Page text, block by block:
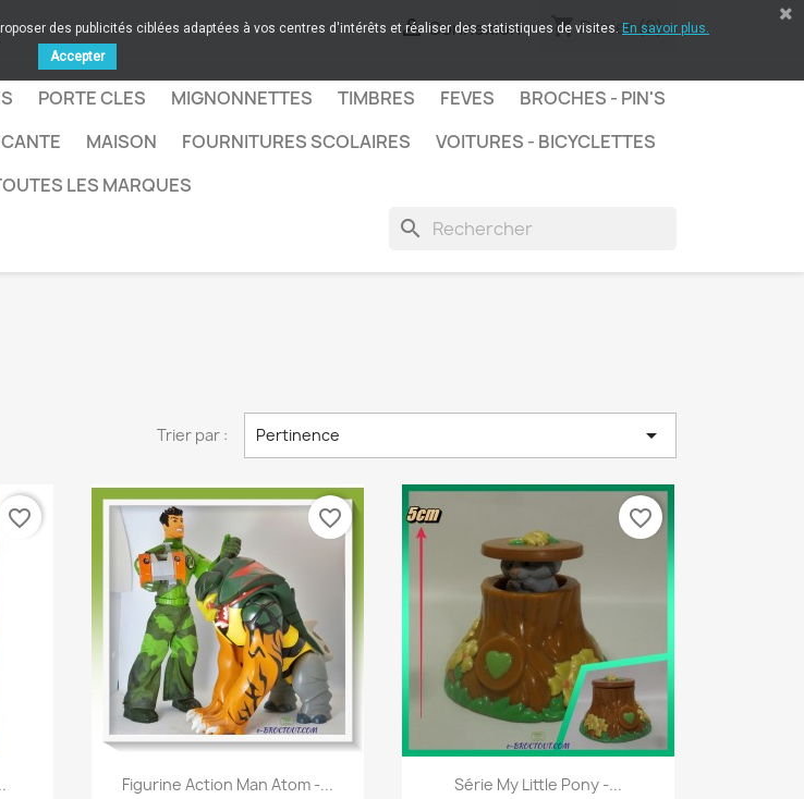
 Connexion shopping_cartPanier (0)
PORTE CLES MIGNONNETTES TIMBRES FEVES
BROCHES - PIN'S
MAISON FOURNITURES SCOLAIRES
VOITURES - BICYCLETTES
LES MARQUES
search
Trier par : Pertinence 
favorite_border
Aperçu rapide
Figurine Action Man Atom -...
favorite_border
Aperçu rapide
Série My Little Pony -...
favorite_border
des publicités ciblées adaptées à vos centres d'intérêts et réaliser des statistiques de visites. En savoir plus.
Accepter